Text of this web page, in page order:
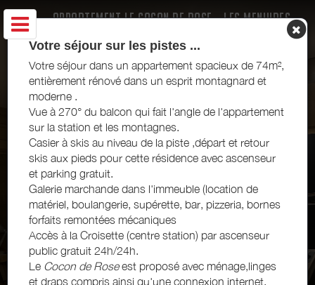
APPARTEMENT LE COCON DE ROSE - LES MENUIRES
Votre séjour sur les pistes ...
Votre séjour dans un appartement spacieux de 74m²,
entièrement rénové dans un esprit montagnard et
moderne .
Vue à 270° du balcon qui fait l'angle de l'appartement
sur la station et les montagnes.
Casier à skis au niveau de la piste ,départ et retour
skis aux pieds pour cette résidence avec ascenseur
et parking gratuit.
Galerie marchande dans l'immeuble (location de
matériel, boulangerie, supérette, bar, pizzeria, bornes
forfaits remontées mécaniques
Accès à la Croisette (centre station) par ascenseur
public gratuit 24h/24h.
Le Cocon de Roseest proposé avec ménage,linges
et draps compris ainsi qu'une connexion internet.